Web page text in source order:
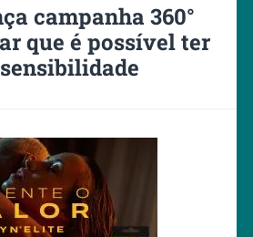
campanha 360°
que é possível ter